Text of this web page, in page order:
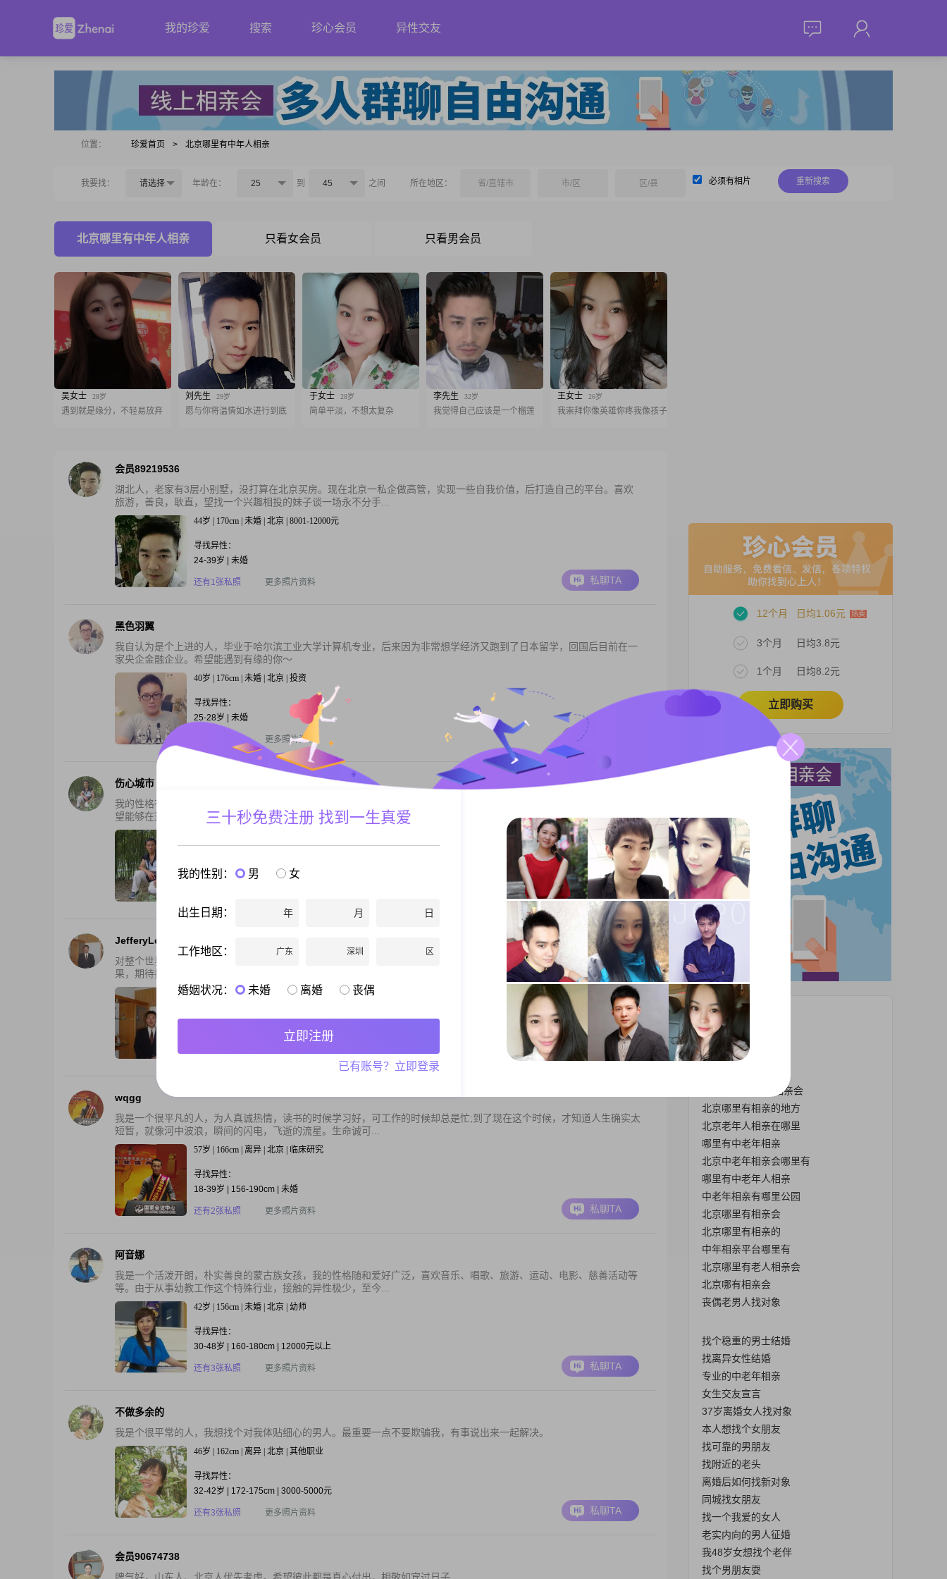
我的珍爱 搜索 珍心会员 异性交友
位置： 珍爱首页 > 北京哪里有中年人相亲
我要找： 请选择 年龄在： 25 到 45 之间 所在地区： 省/直辖市 市/区 区/县 必须有相片 重新搜索
北京哪里有中年人相亲 只看女会员 只看男会员
吴女士 28岁
遇到就是缘分，不轻易放弃
刘先生 29岁
愿与你将温情如水进行到底
于女士 28岁
简单平淡，不想太复杂
李先生 32岁
我觉得自己应该是一个榴莲
王女士 26岁
我崇拜你像英雄你疼我像孩子
会员89219536
湖北人，老家有3层小别墅，没打算在北京买房。现在北京一私企做高管，实现一些自我价值，后打造自己的平台。喜欢
旅游，善良，耿直，望找一个兴趣相投的妹子谈一场永不分手...
44岁 | 170cm | 未婚 | 北京 | 8001-12000元
寻找异性：
24-39岁 | 未婚
还有1张私照 更多照片资料 私聊TA
黑色羽翼
我自认为是个上进的人，毕业于哈尔滨工业大学计算机专业，后来因为非常想学经济又跑到了日本留学，回国后目前在一
家央企金融企业。希望能遇到有缘的你～
40岁 | 176cm | 未婚 | 北京 | 投资
寻找异性：
25-28岁 | 未婚
更多照片资料
伤心城市
我的性格有点内向偏在向,善于结交各界人士朋友,在朋友的心目中是一个非常坦承,实在的人吧,在处理事情上也很稳重,希
望能够在这里找到一个能够相依相伴的另一半,
24-30岁 | 150-165cm
私聊TA
JefferyLee
对整个世界来说，你是一个人，而对一个人来说，你就是整个世界。我会在这里等着你的到来，期待我们的爱情开花结
果，期待把我们的小窝布置得浪漫温馨，一回到家就有幸福的感...
52岁 | 178cm | 未婚 | 北京 | IT技术经理
寻找异性：
20-29岁 | 165-180cm | 未婚
还有3张私照 更多照片资料 私聊TA
wqgg
我是一个很平凡的人，为人真诚热情，读书的时候学习好，可工作的时候却总是忙;到了现在这个时候，才知道人生确实太
短暂，就像河中波浪，瞬间的闪电，飞逝的流星。生命诚可...
57岁 | 166cm | 离异 | 北京 | 临床研究
寻找异性：
18-39岁 | 156-190cm | 未婚
还有2张私照 更多照片资料 私聊TA
阿音娜
我是一个活泼开朗，朴实善良的蒙古族女孩，我的性格随和爱好广泛，喜欢音乐、唱歌、旅游、运动、电影、慈善活动等
等。由于从事幼教工作这个特殊行业，接触的异性极少，至今...
42岁 | 156cm | 未婚 | 北京 | 幼师
寻找异性：
30-48岁 | 160-180cm | 12000元以上
还有3张私照 更多照片资料 私聊TA
不做多余的
我是个很平常的人，我想找个对我体贴细心的男人。最重要一点不要欺骗我，有事说出来一起解决。
46岁 | 162cm | 离异 | 北京 | 其他职业
寻找异性：
32-42岁 | 172-175cm | 3000-5000元
还有3张私照 更多照片资料 私聊TA
会员90674738
12个月 日均1.06元
3个月 日均3.8元
1个月 日均8.2元
立即购买
热门栏目
北京哪里有相亲活动
北京周六哪里有相亲
2019北京哪里有相亲会
北京哪里有相亲的地方
北京老年人相亲在哪里
哪里有中老年相亲
北京中老年相亲会哪里有
哪里有中老年人相亲
中老年相亲有哪里公园
北京哪里有相亲会
北京哪里有相亲的
中年相亲平台哪里有
北京哪里有老人相亲会
北京哪有相亲会
丧偶老男人找对象
找个稳重的男士结婚
找离异女性结婚
专业的中老年相亲
女生交友宣言
37岁离婚女人找对象
本人想找个女朋友
找可靠的男朋友
找附近的老头
离婚后如何找新对象
同城找女朋友
找一个我爱的女人
老实内向的男人征婚
我48岁女想找个老伴
找个男朋友耍
三十秒免费注册 找到一生真爱
我的性别： 男 女
出生日期： 年 月 日
工作地区： 广东 深圳 区
婚姻状况： 未婚 离婚 丧偶
立即注册
已有账号？立即登录